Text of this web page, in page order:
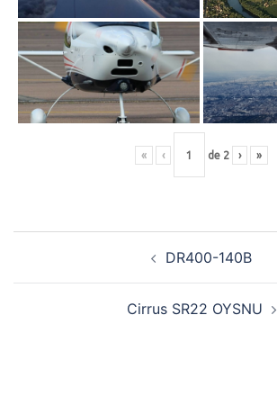
« ‹ de 2 › »
DR400-140B
Cirrus SR22 OYSNU